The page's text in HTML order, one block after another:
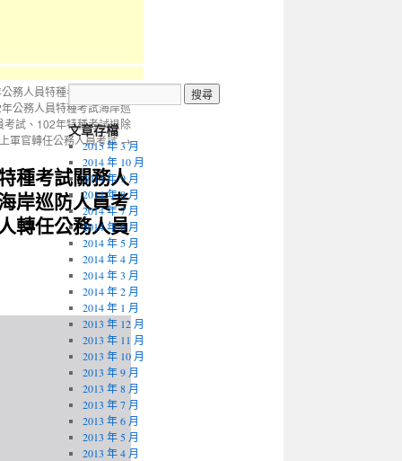
務人員特種考試關務人員
公務人員特種考試海岸巡
試、102年特種考試退除
軍官轉任公務人員考試→
種考試關務人
岸巡防人員考
轉任公務人員
文章存檔
2015 年 3 月
2014 年 10 月
2014 年 9 月
2014 年 8 月
2014 年 7 月
2014 年 6 月
2014 年 5 月
2014 年 4 月
2014 年 3 月
2014 年 2 月
2014 年 1 月
2013 年 12 月
2013 年 11 月
2013 年 10 月
2013 年 9 月
2013 年 8 月
2013 年 7 月
2013 年 6 月
2013 年 5 月
2013 年 4 月